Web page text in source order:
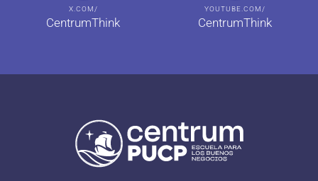
X.COM/
CentrumThink
YOUTUBE.COM/
CentrumThink